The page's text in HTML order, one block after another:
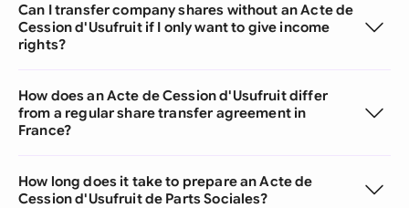
Can I transfer company shares without an Acte de
Cession d'Usufruit if I only want to give income
rights?
How does an Acte de Cession d'Usufruit differ
from a regular share transfer agreement in
France?
How long does it take to prepare an Acte de
Cession d'Usufruit de Parts Sociales?